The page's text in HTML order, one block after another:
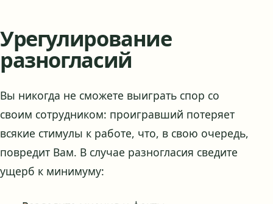
Урегулирование
разногласий
Вы никогда не сможете выиграть спор со
своим сотрудником: проигравший потеряет
всякие стимулы к работе, что, в свою очередь,
повредит Вам. В случае разногласия сведите
ущерб к минимуму: